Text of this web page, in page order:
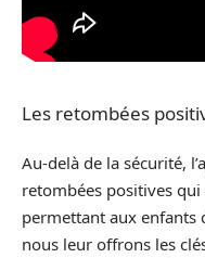
Les retombées
Au-delà de la sécurité,
retombées positives
permettant aux enfants
nous leur offrons les